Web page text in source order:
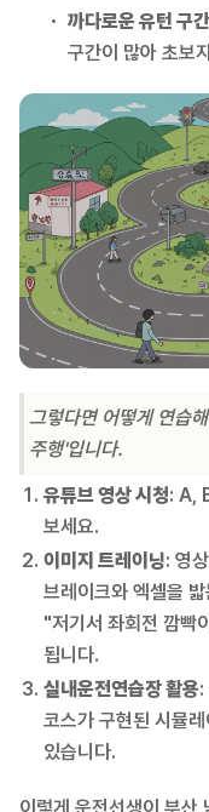
까다로운 유턴 구간
구간이 많아 초보
그렇다면 어떻게 연습
주행'입니다.
유튜브 영상 시청: A,
보세요.
이미지 트레이닝: 영
브레이크와 엑셀을
"저기서 좌회전 깜빡
됩니다.
실내운전연습장 활용:
코스가 구현된 시뮬
있습니다.
이렇게 운전선생이 부산